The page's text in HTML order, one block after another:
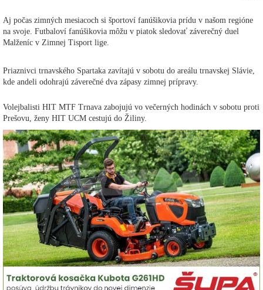
Aj počas zimných mesiacoch si športoví fanúšikovia prídu v našom regióne
na svoje. Futbaloví fanúšikovia môžu v piatok sledovať záverečný duel
Malženíc v Zimnej Tisport lige.
Priaznivci trnavského Spartaka zavítajú v sobotu do areálu trnavskej Slávie,
kde andeli odohrajú záverečné dva zápasy zimnej prípravy.
Volejbalisti HIT MTF Trnava zabojujú vo večerných hodinách v sobotu proti
Prešovu, ženy HIT UCM cestujú do Žiliny.